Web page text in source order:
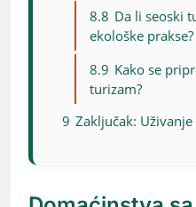
8.8 Da li seoski
ekološke prakse?
8.9 Kako se
turizam?
9 Zaključak: